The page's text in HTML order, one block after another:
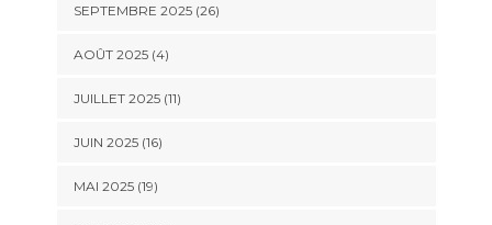
SEPTEMBRE 2025 (26)
AOÛT 2025 (4)
JUILLET 2025 (11)
JUIN 2025 (16)
MAI 2025 (19)